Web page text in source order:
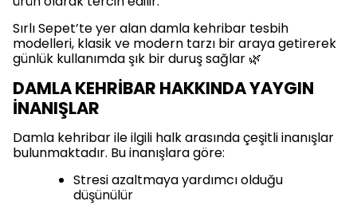
Sırlı Sepet’te yer alan damla kehribar tesbih
modelleri, klasik ve modern tarzı bir araya getirerek
günlük kullanımda şık bir duruş sağlar 🌿
DAMLA KEHRİBAR HAKKINDA YAYGIN
İNANIŞLAR
Damla kehribar ile ilgili halk arasında çeşitli inanışlar
bulunmaktadır. Bu inanışlara göre:
Stresi azaltmaya yardımcı olduğu
düşünülür